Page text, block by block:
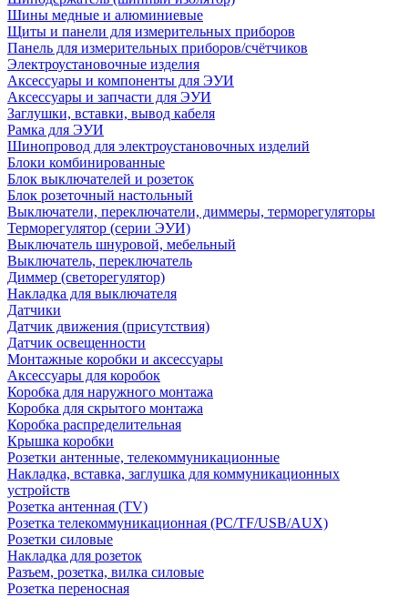
Шины медные и алюминиевые
Щиты и панели для измерительных приборов
Панель для измерительных приборов/счётчиков
Электроустановочные изделия
Аксессуары и компоненты для ЭУИ
Аксессуары и запчасти для ЭУИ
Заглушки, вставки, вывод кабеля
Рамка для ЭУИ
Шинопровод для электроустановочных изделий
Блоки комбинированные
Блок выключателей и розеток
Блок розеточный настольный
Выключатели, переключатели, диммеры, терморегуляторы
Терморегулятор (серии ЭУИ)
Выключатель шнуровой, мебельный
Выключатель, переключатель
Диммер (светорегулятор)
Накладка для выключателя
Датчики
Датчик движения (присутствия)
Датчик освещенности
Монтажные коробки и аксессуары
Аксессуары для коробок
Коробка для наружного монтажа
Коробка для скрытого монтажа
Коробка распределительная
Крышка коробки
Розетки антенные, телекоммуникационные
Накладка, вставка, заглушка для коммуникационных
устройств
Розетка антенная (TV)
Розетка телекоммуникационная (PC/TF/USB/AUX)
Розетки силовые
Накладка для розеток
Разъем, розетка, вилка силовые
Розетка переносная